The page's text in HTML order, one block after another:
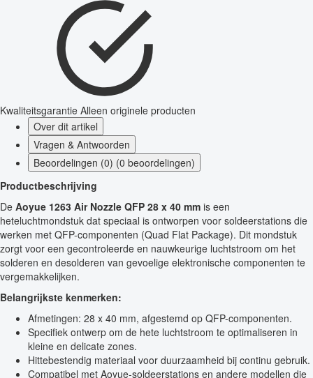
Kwaliteitsgarantie Alleen originele producten
Over dit artikel
Vragen & Antwoorden
Beoordelingen (0) (0 beoordelingen)
Productbeschrijving
De Aoyue 1263 Air Nozzle QFP 28 x 40 mm is een
heteluchtmondstuk dat speciaal is ontworpen voor soldeerstations die
werken met QFP-componenten (Quad Flat Package). Dit mondstuk
zorgt voor een gecontroleerde en nauwkeurige luchtstroom om het
solderen en desolderen van gevoelige elektronische componenten te
vergemakkelijken.
Belangrijkste kenmerken:
Afmetingen: 28 x 40 mm, afgestemd op QFP-componenten.
Specifiek ontwerp om de hete luchtstroom te optimaliseren in
kleine en delicate zones.
Hittebestendig materiaal voor duurzaamheid bij continu gebruik.
Compatibel met Aoyue-soldeerstations en andere modellen die